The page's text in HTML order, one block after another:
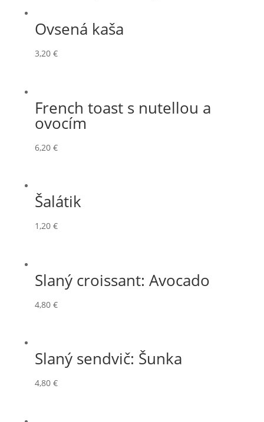
Ovsená kaša
3,20 €
French toast s nutellou a
ovocím
6,20 €
Šalátik
1,20 €
Slaný croissant: Avocado
4,80 €
Slaný sendvič: Šunka
4,80 €